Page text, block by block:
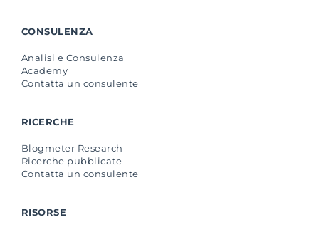
CONSULENZA
Analisi e Consulenza
Academy
Contatta un consulente
RICERCHE
Blogmeter Research
Ricerche pubblicate
Contatta un consulente
RISORSE